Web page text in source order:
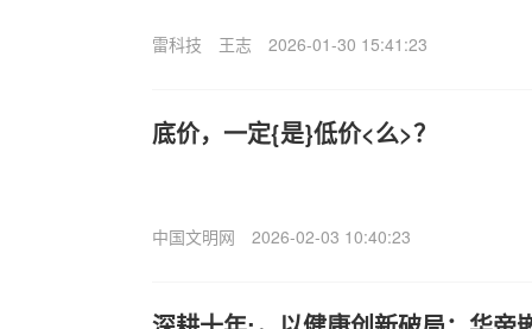
雷科技 王志 2026-01-30 15:41:23
底价，一定{是}低价<么>？
中国文明网 2026-02-03 10:40:23